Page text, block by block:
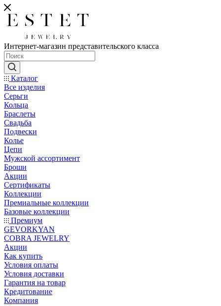
Интернет-магазин представительского класса
Каталог
Все изделия
Серьги
Кольца
Браслеты
Свадьба
Подвески
Колье
Цепи
Мужской ассортимент
Броши
Акции
Сертификаты
Коллекции
Премиальные коллекции
Базовые коллекции
Премиум
GEVORKYAN
COBRA JEWELRY
Акции
Как купить
Условия оплаты
Условия доставки
Гарантия на товар
Кредитование
Компания